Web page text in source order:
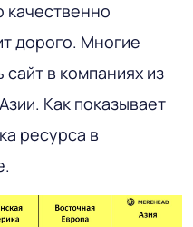
качественно
дорого. Многие
в компаниях из
Как показывает
ресурса в